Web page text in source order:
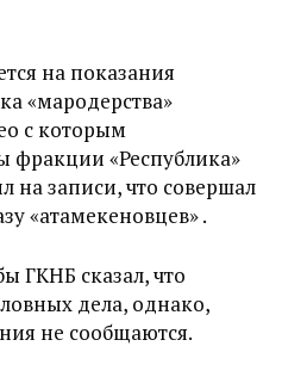
на показания
«мародерства»
с которым
фракции «Республика»
на записи, что совершал
«атамекеновцев» .
ГКНБ сказал, что
дела, однако,
не сообщаются.